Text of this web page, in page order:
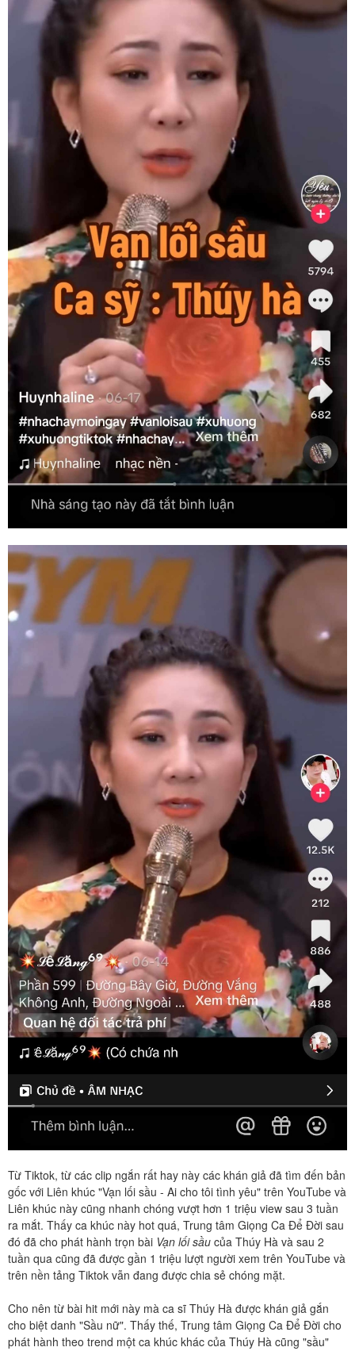
Từ Tiktok, từ các clip ngắn rất hay này các khán giả đã tìm đến bản
gốc với Liên khúc "Vạn lối sầu - Ai cho tôi tình yêu" trên YouTube và
Liên khúc này cũng nhanh chóng vượt hơn 1 triệu view sau 3 tuần
ra mắt. Thấy ca khúc này hot quá, Trung tâm Giọng Ca Để Đời sau
đó đã cho phát hành trọn bài Vạn lối sầu của Thúy Hà và sau 2
tuần qua cũng đã được gần 1 triệu lượt người xem trên YouTube và
trên nền tảng Tiktok vẫn đang được chia sẻ chóng mặt.
Cho nên từ bài hit mới này mà ca sĩ Thúy Hà được khán giả gắn
cho biệt danh "Sầu nữ". Thấy thế, Trung tâm Giọng Ca Để Đời cho
phát hành theo trend một ca khúc khác của Thúy Hà cũng "sầu"